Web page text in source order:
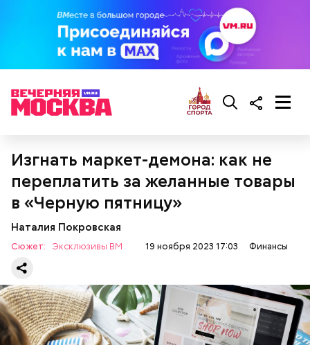
Изгнать маркет-демона: как не
переплатить за желанные товары
в «Черную пятницу»
Наталия Покровская
Сюжет: Эксклюзивы ВМ 19 ноября 2023 17:03 Финансы